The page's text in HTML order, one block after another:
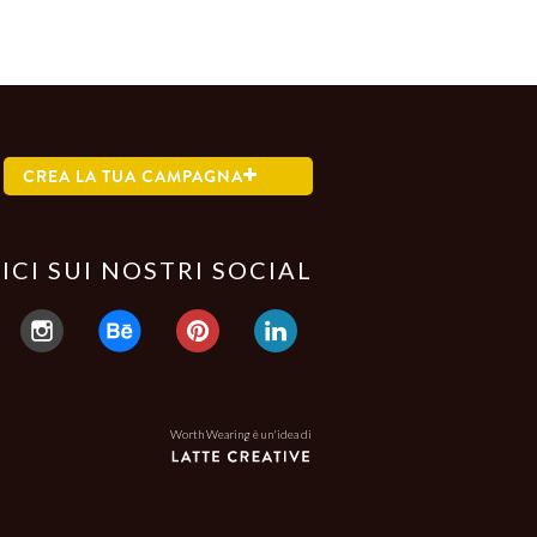
CREA LA TUA CAMPAGNA
SUI NOSTRI SOCIAL
Worth Wearing è un'idea di